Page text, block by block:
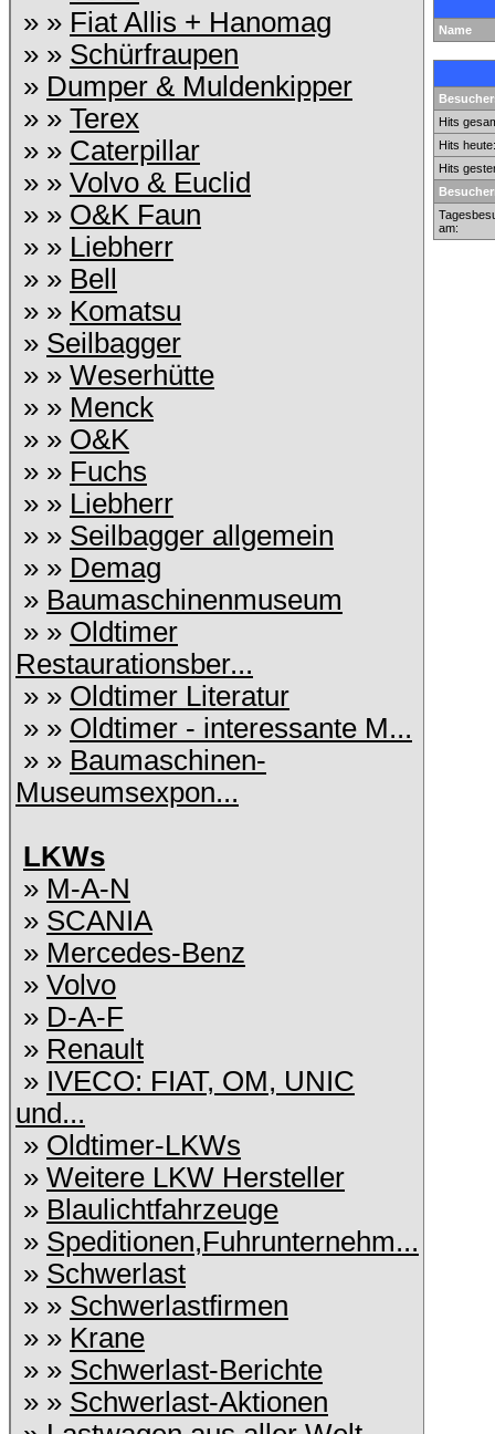
» » Fiat Allis + Hanomag
» » Schürfraupen
» Dumper & Muldenkipper
» » Terex
» » Caterpillar
» » Volvo & Euclid
» » O&K Faun
» » Liebherr
» » Bell
» » Komatsu
» Seilbagger
» » Weserhütte
» » Menck
» » O&K
» » Fuchs
» » Liebherr
» » Seilbagger allgemein
» » Demag
» Baumaschinenmuseum
» » Oldtimer
Restaurationsber...
» » Oldtimer Literatur
» » Oldtimer - interessante M...
» » Baumaschinen-
Museumsexpon...
LKWs
» M-A-N
» SCANIA
» Mercedes-Benz
» Volvo
» D-A-F
» Renault
» IVECO: FIAT, OM, UNIC
und...
» Oldtimer-LKWs
» Weitere LKW Hersteller
» Blaulichtfahrzeuge
» Speditionen,Fuhrunternehm...
» Schwerlast
» » Schwerlastfirmen
» » Krane
» » Schwerlast-Berichte
» » Schwerlast-Aktionen
Name
Hits
Hits heute:
Hits
am: